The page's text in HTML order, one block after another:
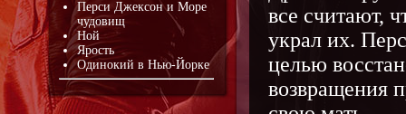
Перси Джексон и Море
чудовищ
Ной
Ярость
Одинокий в Нью-Йорке
все считают,
украл их.
целью
возвращения